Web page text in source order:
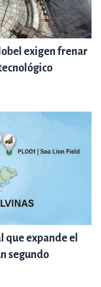
exigen frenar
expande el
segundo